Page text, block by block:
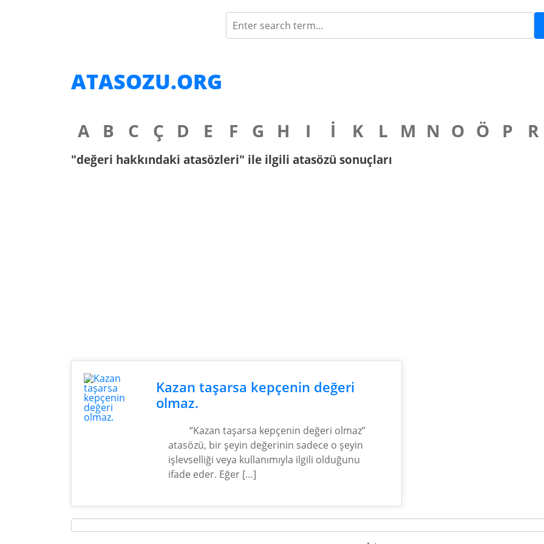
ATASOZU.ORG
A B C Ç D E F G H I İ K L M N O Ö P R
"değeri hakkındaki atasözleri" ile ilgili atasözü sonuçları
Kazan taşarsa kepçenin değeri
olmaz.
“Kazan taşarsa kepçenin değeri olmaz”
atasözü, bir şeyin değerinin sadece o şeyin
işlevselliği veya kullanımıyla ilgili olduğunu
ifade eder. Eğer […]